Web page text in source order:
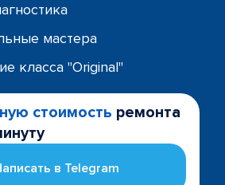
мастера
класса "Original"
стоимость ремонта
в Telegram